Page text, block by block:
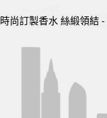
時尚訂製香水 絲緞領結